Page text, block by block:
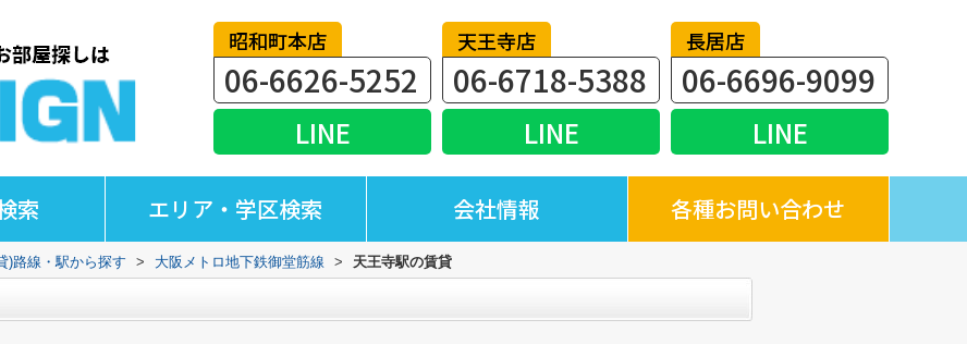
昭和町本店
06-6626-5252
LINE
天王寺店
06-6718-5388
LINE
長居店
06-6696-9099
LINE
索 エリア・学区検索 会社情報 各種お問い合わせ
)路線・駅から探す > 大阪メトロ地下鉄御堂筋線 > 天王寺駅の賃貸